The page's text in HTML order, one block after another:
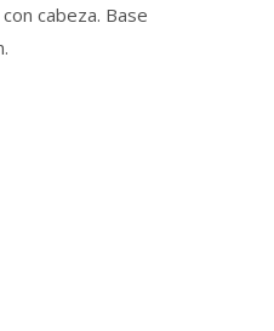
cabeza. Base